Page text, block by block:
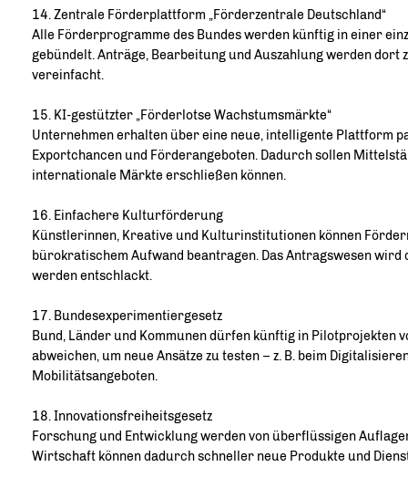
14. Zentrale Förderplattform „Förderzentrale Deutschland“
Alle Förderprogramme des Bundes werden künftig in einer
gebündelt. Anträge, Bearbeitung und Auszahlung werden
vereinfacht.
15. KI-gestützter „Förderlotse Wachstumsmärkte“
Unternehmen erhalten über eine neue, intelligente Plattform
Exportchancen und Förderangeboten. Dadurch sollen
internationale Märkte erschließen können.
16. Einfachere Kulturförderung
Künstlerinnen, Kreative und Kulturinstitutionen können
bürokratischem Aufwand beantragen. Das Antragswesen
werden entschlackt.
17. Bundesexperimentiergesetz
Bund, Länder und Kommunen dürfen künftig in Pilotprojekten
abweichen, um neue Ansätze zu testen – z. B. beim
Mobilitätsangeboten.
18. Innovationsfreiheitsgesetz
Forschung und Entwicklung werden von überflüssigen
Wirtschaft können dadurch schneller neue Produkte und